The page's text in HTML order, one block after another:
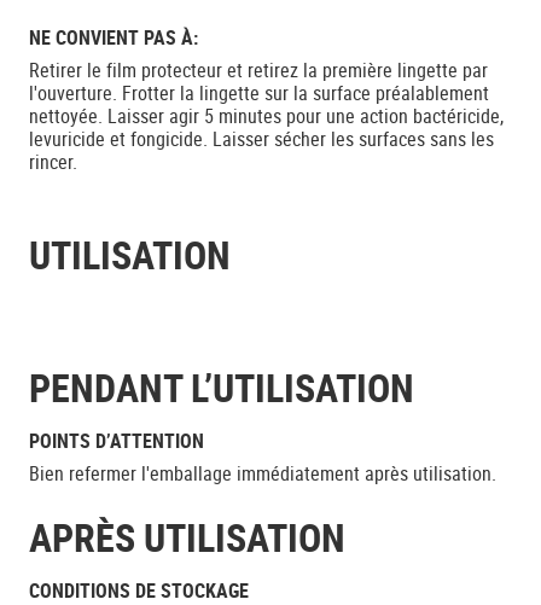
NE CONVIENT PAS À:
Retirer le film protecteur et retirez la première lingette par
l'ouverture. Frotter la lingette sur la surface préalablement
nettoyée. Laisser agir 5 minutes pour une action bactéricide,
levuricide et fongicide. Laisser sécher les surfaces sans les
rincer.
UTILISATION
PENDANT L’UTILISATION
POINTS D’ATTENTION
Bien refermer l'emballage immédiatement après utilisation.
APRÈS UTILISATION
CONDITIONS DE STOCKAGE